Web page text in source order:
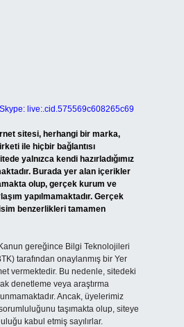
Skype: live:.cid.575569c608265c69
sitesi, herhangi bir marka,
ile hiçbir bağlantısı
yalnızca kendi hazırladığımız
Burada yer alan içerikler
olup, gerçek kurum ve
yapılmamaktadır. Gerçek
benzerlikleri tamamen
gereğince Bilgi Teknolojileri
tarafından onaylanmış bir Yer
vermektedir. Bu nedenle, sitedeki
denetleme veya araştırma
Ancak, üyelerimiz
taşımakta olup, siteye
kabul etmiş sayılırlar.